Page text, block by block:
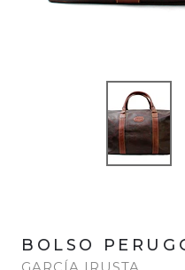
BOLSO